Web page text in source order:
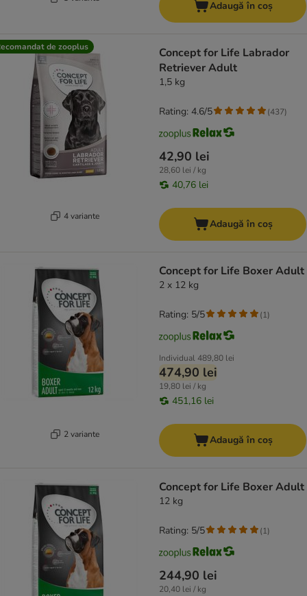
Adaugă în coș
de zooplus
4 variante
Concept for Life Labrador
Retriever Adult
1,5 kg
42,90 lei
28,60 lei / kg
40,76 lei
Rating: 4.6/5 (437)
Adaugă în coș
2 variante
Concept for Life Boxer Adult
2 x 12 kg
Individual489,80 lei
474,90 lei
19,80 lei / kg
451,16 lei
Rating: 5/5 (1)
Adaugă în coș
Concept for Life Boxer Adult
12 kg
244,90 lei
20,40 lei / kg
Rating: 5/5 (1)